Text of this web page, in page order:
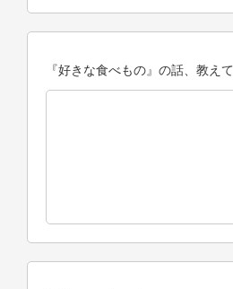
『好きな食べもの』の話、教え